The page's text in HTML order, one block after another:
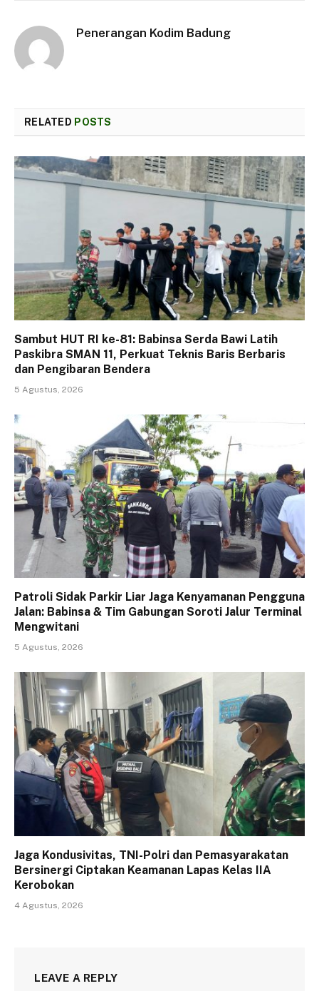
Penerangan Kodim Badung
RELATED POSTS
Sambut HUT RI ke-81: Babinsa Serda Bawi Latih
Paskibra SMAN 11, Perkuat Teknis Baris Berbaris
dan Pengibaran Bendera
5 Agustus, 2026
Patroli Sidak Parkir Liar Jaga Kenyamanan Pengguna
Jalan: Babinsa & Tim Gabungan Soroti Jalur Terminal
Mengwitani
5 Agustus, 2026
Jaga Kondusivitas, TNI-Polri dan Pemasyarakatan
Bersinergi Ciptakan Keamanan Lapas Kelas IIA
Kerobokan
4 Agustus, 2026
LEAVE A REPLY